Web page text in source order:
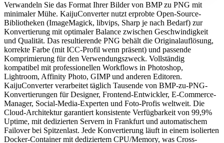
Verwandeln Sie das Format Ihrer Bilder von BMP zu PNG mit
minimaler Mühe. KaijuConverter nutzt erprobte Open-Source-
Bibliotheken (ImageMagick, libvips, Sharp je nach Bedarf) zur
Konvertierung mit optimaler Balance zwischen Geschwindigkeit
und Qualität. Das resultierende PNG behält die Originalauflösung,
korrekte Farbe (mit ICC-Profil wenn präsent) und passende
Komprimierung für den Verwendungszweck. Vollständig
kompatibel mit professionellen Workflows in Photoshop,
Lightroom, Affinity Photo, GIMP und anderen Editoren.
KaijuConverter verarbeitet täglich Tausende von BMP-zu-PNG-
Konvertierungen für Designer, Frontend-Entwickler, E-Commerce-
Manager, Social-Media-Experten und Foto-Profis weltweit. Die
Cloud-Architektur garantiert konsistente Verfügbarkeit von 99,9%
Uptime, mit dedizierten Servern in Frankfurt und automatischem
Failover bei Spitzenlast. Jede Konvertierung läuft in einem isolierten
Docker-Container mit dediziertem CPU/Memory, was Cross-